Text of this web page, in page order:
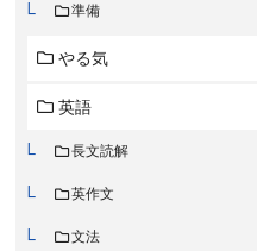
準備
やる気
英語
長文読解
英作文
文法